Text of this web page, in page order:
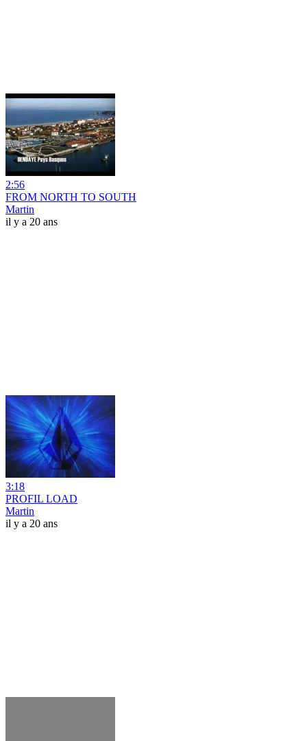
2:56
FROM NORTH TO SOUTH
Martin
il y a 20 ans
3:18
PROFIL LOAD
Martin
il y a 20 ans